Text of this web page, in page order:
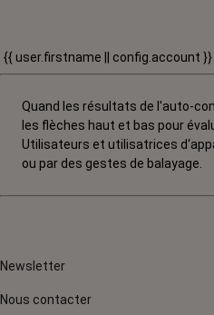
{{ user.firstname || config.account }}
Quand les résultats de l'auto-
les flèches haut et bas pour
Utilisateurs et utilisatrices
ou par des gestes de balayage.
Newsletter
Nous contacter